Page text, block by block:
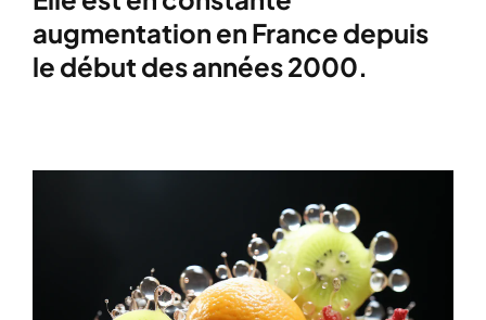
augmentation en France depuis
le début des années 2000.